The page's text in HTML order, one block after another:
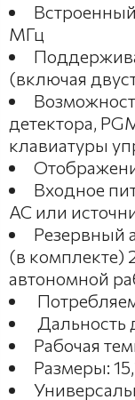
МГц
(включая
детектора,
клавиатуры
Входное
AC или
Резервный
(в комплекте)
автономной
Дальность
Рабочая
Размеры: